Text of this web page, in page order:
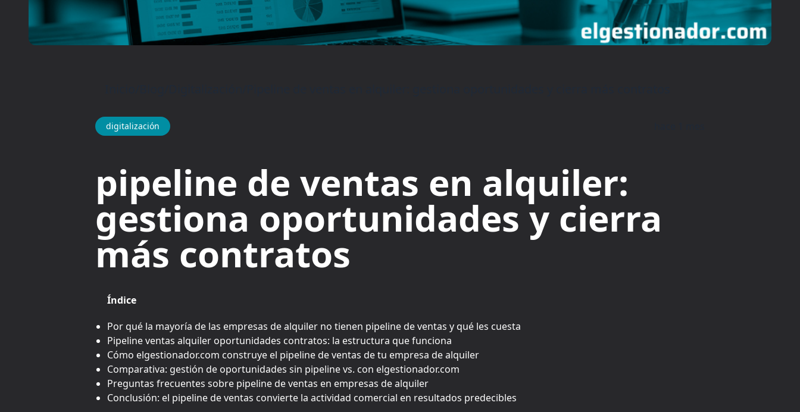
digitalización
pipeline de ventas en alquiler:
gestiona oportunidades y cierra
más contratos
Índice
Por qué la mayoría de las empresas de alquiler no tienen pipeline de ventas y qué les cuesta
Pipeline ventas alquiler oportunidades contratos: la estructura que funciona
Cómo elgestionador.com construye el pipeline de ventas de tu empresa de alquiler
Comparativa: gestión de oportunidades sin pipeline vs. con elgestionador.com
Preguntas frecuentes sobre pipeline de ventas en empresas de alquiler
Conclusión: el pipeline de ventas convierte la actividad comercial en resultados predecibles